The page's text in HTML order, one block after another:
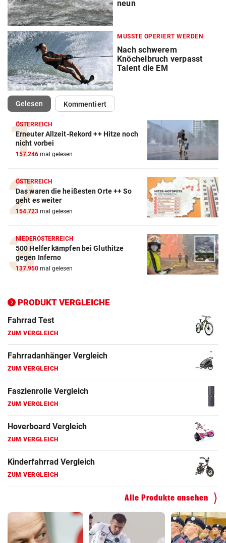
neun
MUSSTE OPERIERT WERDEN
Nach schwerem
Knöchelbruch verpasst
Talent die EM
Gelesen(ausgewählt)Kommentiert
ÖSTERREICH
Erneuter Allzeit-Rekord ++ Hitze noch
nicht vorbei
157.246 mal gelesen
ÖSTERREICH
Das waren die heißesten Orte ++ So
geht es weiter
154.723 mal gelesen
NIEDERÖSTERREICH
500 Helfer kämpfen bei Gluthitze
gegen Inferno
137.950 mal gelesen
PRODUKT VERGLEICHE
Action-Cam Vergleich
ZUM VERGLEICH
Crosstrainer Vergleich
ZUM VERGLEICH
E-Bike Vergleich
ZUM VERGLEICH
Elektro-Scooter Vergleich
ZUM VERGLEICH
ZUM VERGLEICH
Fahrrad Test
ZUM VERGLEICH
Fahrradanhänger Vergleich
ZUM VERGLEICH
Faszienrolle Vergleich
ZUM VERGLEICH
Hoverboard Vergleich
ZUM VERGLEICH
Kinderfahrrad Vergleich
ZUM VERGLEICH
Alle Produkte ansehen